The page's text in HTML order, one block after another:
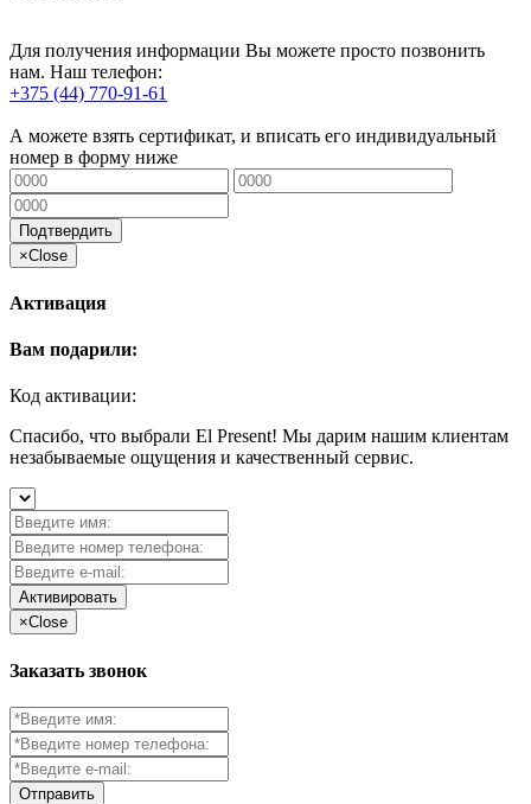
Для получения информации Вы можете просто позвонить
нам. Наш телефон:
+375 (44) 770-91-61
А можете взять сертификат, и вписать его индивидуальный
номер в форму ниже
Подтвердить
×Close
Активация
Вам подарили:
Код активации:
Спасибо, что выбрали El Present! Мы дарим нашим клиентам
незабываемые ощущения и качественный сервис.
Активировать
×Close
Заказать звонок